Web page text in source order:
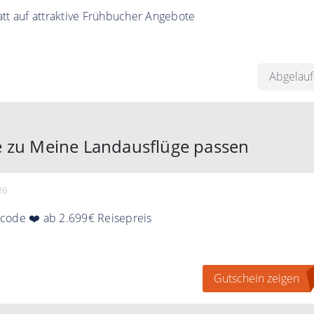
auf attraktive Frühbucher Angebote
Meine Landausflüge passen
❤️ ab 2.699€ Reisepreis
zurück-Gutschein - Mindestreisepreis ist 2.699€. Er ist online
Gutschein zeigen